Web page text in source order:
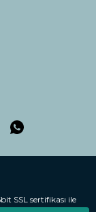
SSL sertifikası ile